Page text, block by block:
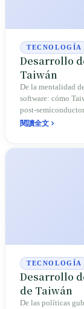
TECNOLOGÍA
Desarrollo
Taiwán
De la mentalidad
software: cómo
post-
閱讀全文
TECNOLOGÍA
Desarrollo
de Taiwán
De las políticas